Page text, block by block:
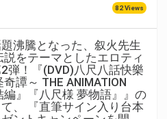
82 Views
沸騰となった、叙火先生
説をテーマとしたエロティ
弾！『(DVD)八尺八話快樂
譚～ THE ANIMATION
編』『八尺様 夢物語』』の
、 『直筆サイン入り台本